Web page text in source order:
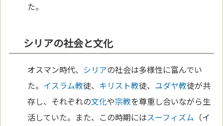
た。
シリアの社会と文化
オスマン時代、 シリアの社会は多様性に富んでい
た。 イスラム教徒、 キリスト教徒、 ユダヤ教徒が共
存し、それぞれの文化や宗教を尊重し合いながら生
活していた。また、この時期にはスーフィズム （イ